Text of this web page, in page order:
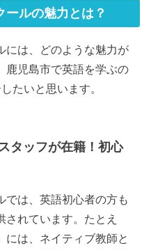
ールの魅力とは？
には、どのような魅力が
鹿児島市で英語を学ぶの
たいと思います。
タッフが在籍！初心
では、英語初心者の方も
れています。たとえ
には、ネイティブ教師と